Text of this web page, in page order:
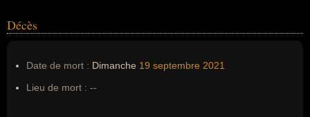
Décès
Date de mort : Dimanche 19 septembre 2021
Lieu de mort : --